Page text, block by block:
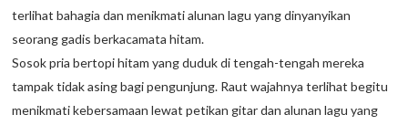
terlihat bahagia dan menikmati alunan lagu yang dinyanyikan
seorang gadis berkacamata hitam.
Sosok pria bertopi hitam yang duduk di tengah-tengah mereka
tampak tidak asing bagi pengunjung. Raut wajahnya terlihat begitu
menikmati kebersamaan lewat petikan gitar dan alunan lagu yang